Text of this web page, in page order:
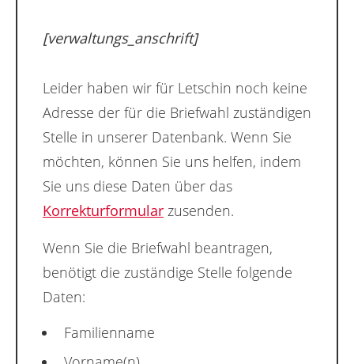
[verwaltungs_anschrift]
Leider haben wir für Letschin noch keine
Adresse der für die Briefwahl zuständigen
Stelle in unserer Datenbank. Wenn Sie
möchten, können Sie uns helfen, indem
Sie uns diese Daten über das
Korrekturformular zusenden.
Wenn Sie die Briefwahl beantragen,
benötigt die zuständige Stelle folgende
Daten:
Familienname